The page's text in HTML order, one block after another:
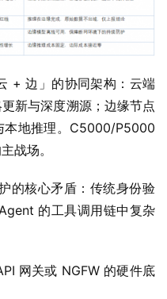
+ 边」的协同架构：云端
新与深度溯源；边缘节点
本地推理。C5000/P5000
战场。
的核心矛盾：传统身份验
的工具调用链中复杂
网关或 NGFW 的硬件底